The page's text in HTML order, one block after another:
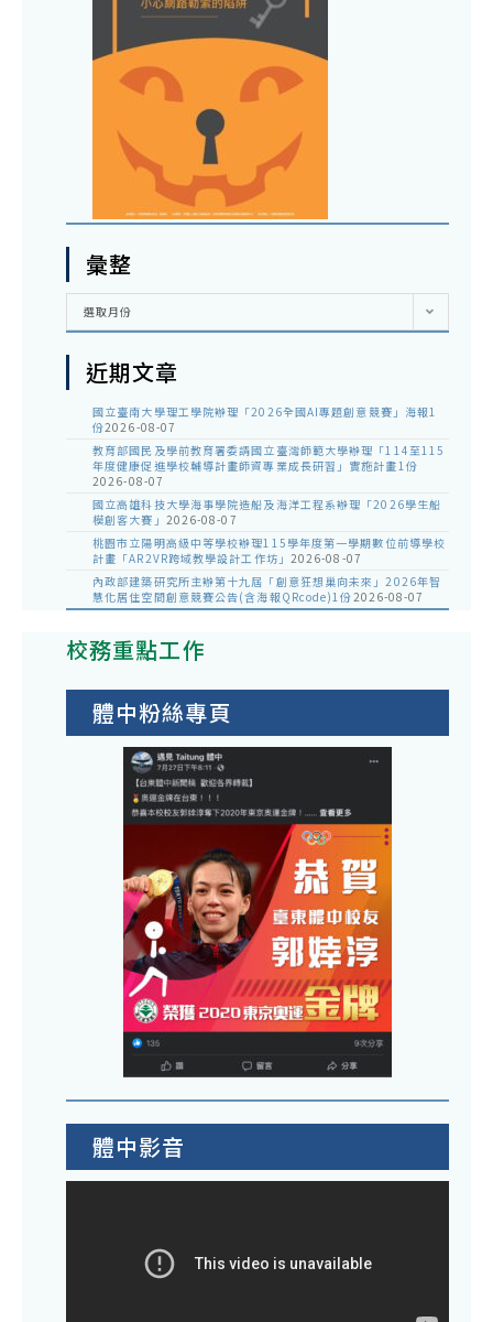
彙整
彙
選取月份
近期文章
國立臺南大學理工學院辦理「2026全國AI專題創意競賽」海報1
份2026-08-07
教育部國民及學前教育署委請國立臺灣師範大學辦理「114至115
年度健康促進學校輔導計畫師資專業成長研習」實施計畫1份
2026-08-07
國立高雄科技大學海事學院造船及海洋工程系辦理「2026學生船
模創客大賽」 2026-08-07
桃園市立陽明高級中等學校辦理115學年度第一學期數位前導學校
計畫「AR2VR跨域教學設計工作坊」 2026-08-07
內政部建築研究所主辦第十九屆「創意狂想巢向未來」2026年智
慧化居住空間創意競賽公告(含海報QRcode)1份2026-08-07
校務重點工作
體中粉絲專頁
體中影音